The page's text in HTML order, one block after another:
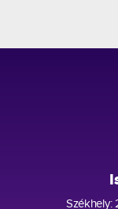
Székhely: